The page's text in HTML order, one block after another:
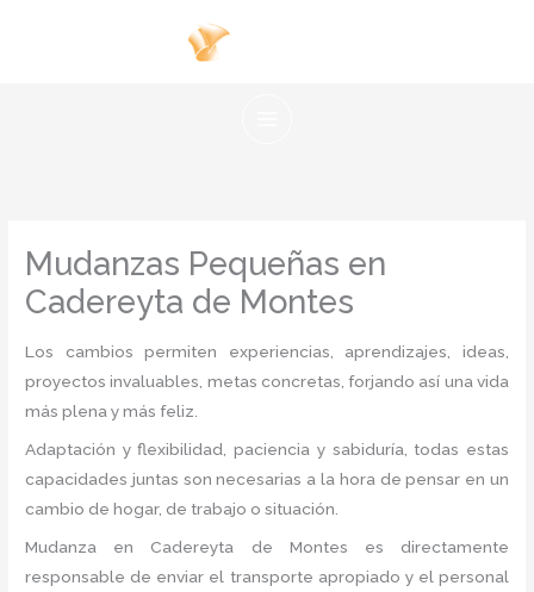
Mudanzas Pequeñas en
Cadereyta de Montes
Los cambios permiten experiencias, aprendizajes, ideas,
proyectos invaluables, metas concretas, forjando así una vida
más plena y más feliz.
Adaptación y flexibilidad, paciencia y sabiduría, todas estas
capacidades juntas son necesarias a la hora de pensar en un
cambio de hogar, de trabajo o situación.
Mudanza en Cadereyta de Montes es directamente
responsable de enviar el transporte apropiado y el personal